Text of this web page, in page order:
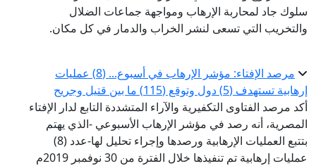
سلوك جاد لمحاربة الإرهاب ومواجهة جماعات الضلال
والتخريب التي تسعى لنشر الخراب والدمار في كل مكان.
مرصد الإفتاء: مؤشر الإرهاب في أسبوع... (8) عمليات
إرهابية تستهدف (5) دول وتوقع (115) ما بين قتيل وجريح
أكد مرصد الفتاوى التكفيرية والآراء المتشددة التابع لدار الإفتاء
المصرية، أنه رصد في مؤشر الإرهاب الأسبوعي -الذي يهتم
بتتبع العمليات الإرهابية ورصدها وإجراء تحليل لها-عدد (8)
عمليات إرهابية تم تنفيذها خلال الفترة من 30 نوفمبر 2019م